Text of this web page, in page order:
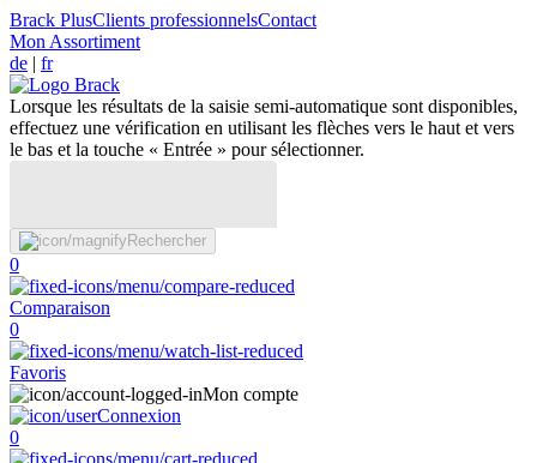
Brack PlusClients professionnelsContact
Mon Assortiment
de | fr
Lorsque les résultats de la saisie semi-automatique sont disponibles,
effectuez une vérification en utilisant les flèches vers le haut et vers
le bas et la touche « Entrée » pour sélectionner.
Rechercher
0
Comparaison
0
Favoris
Mon compte
Connexion
0